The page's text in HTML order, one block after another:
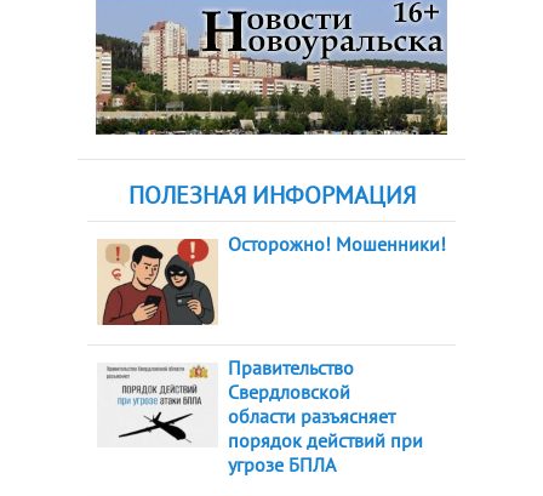
ПОЛЕЗНАЯ ИНФОРМАЦИЯ
Осторожно! Мошенники!
Правительство
Свердловской
области разъясняет
порядок действий при
угрозе БПЛА